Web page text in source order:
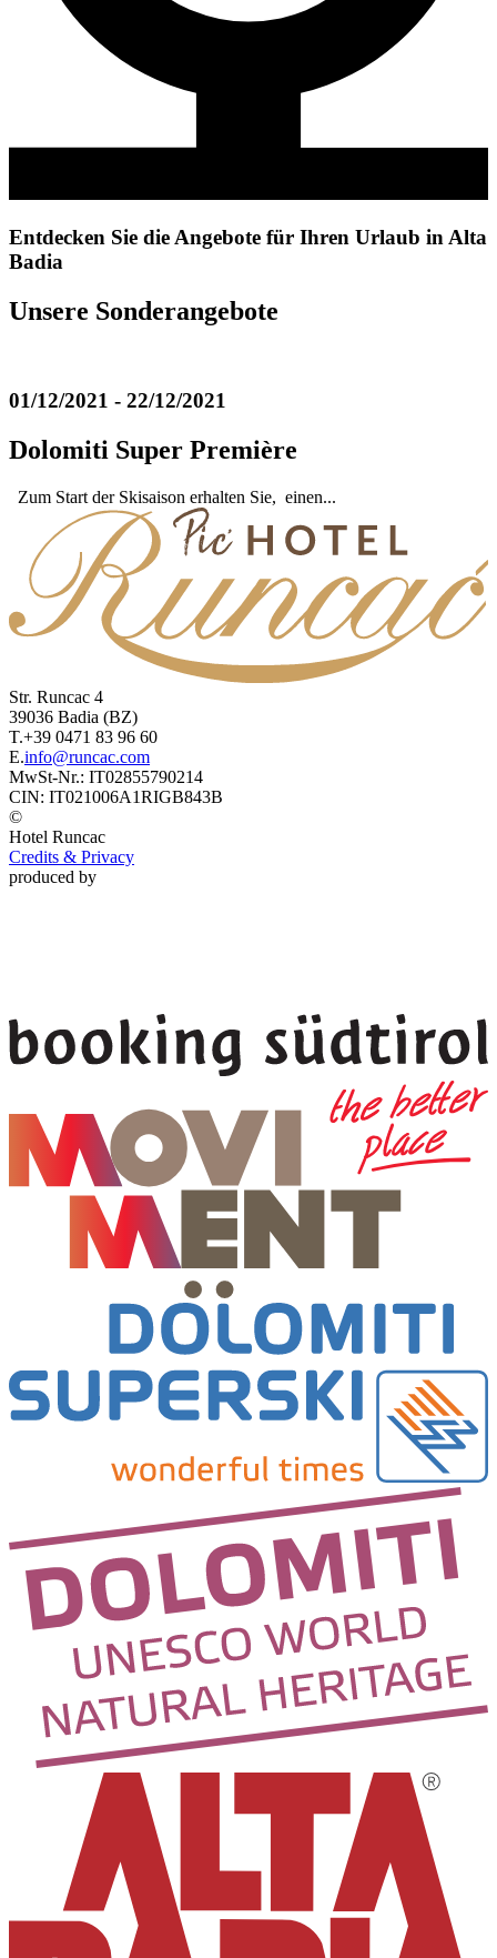
Entdecken Sie die Angebote für Ihren Urlaub in Alta
Badia
Unsere Sonderangebote
01/12/2021 - 22/12/2021
Dolomiti Super Première
Zum Start der Skisaison erhalten Sie, einen...
Str. Runcac 4
39036 Badia (BZ)
T.+39 0471 83 96 60
E.info@runcac.com
MwSt-Nr.: IT02855790214
CIN: IT021006A1RIGB843B
©
Hotel Runcac
Credits & Privacy
produced by